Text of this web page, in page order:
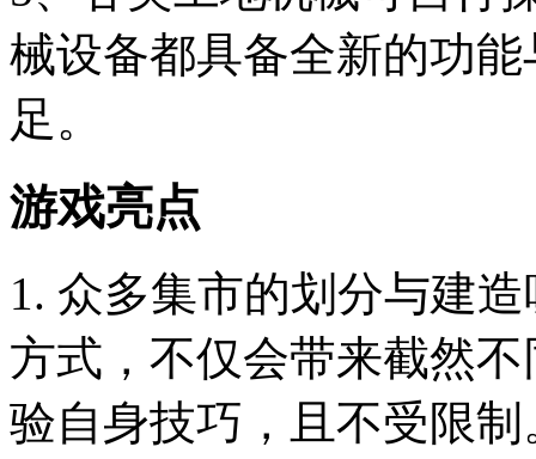
械设备都具备全新的功
足。
游戏亮点
1. 众多集市的划分与建
方式，不仅会带来截然
验自身技巧，且不受限制